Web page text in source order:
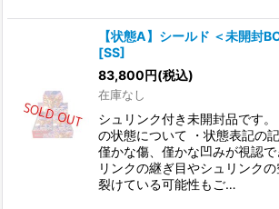
【状態A】シールド ＜未開封
[SS]
83,800円(税込)
在庫なし
シュリンク付き未開封品です
の状態について ・状態表記の
僅かな傷、僅かな凹みが視認で
リンクの継ぎ目やシュリンク
裂けている可能性もご…